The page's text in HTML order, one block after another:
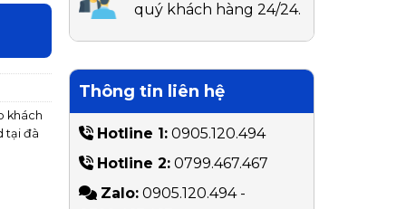
quý khách hàng 24/24.
Thông tin liên hệ
Hotline 1: 0905.120.494
Hotline 2: 0799.467.467
Zalo: 0905.120.494 -
khách
tại đà